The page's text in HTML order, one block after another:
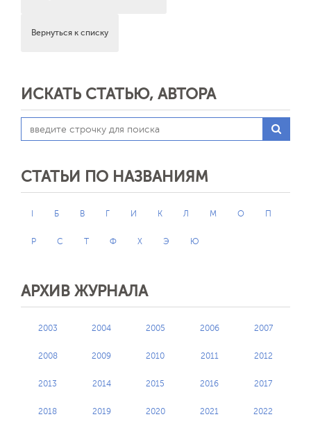
Вернуться к списку
ИСКАТЬ СТАТЬЮ, АВТОРА
СТАТЬИ ПО НАЗВАНИЯМ
Б В Г И К Л М О П
Р С Т Ф Х Э Ю
АРХИВ ЖУРНАЛА
2003 2004 2005 2006 2007
2008 2009 2010 2011 2012
2013 2014 2015 2016 2017
2018 2019 2020 2021 2022